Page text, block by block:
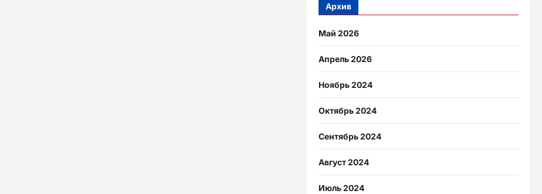
Архив
Май 2026
Апрель 2026
Ноябрь 2024
Октябрь 2024
Сентябрь 2024
Август 2024
Июль 2024